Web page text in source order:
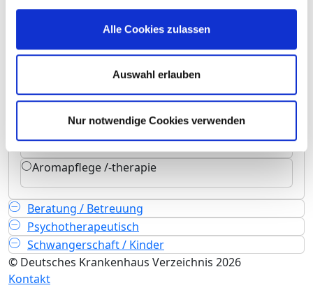
Alle Cookies zulassen
Auswahl erlauben
Nur notwendige Cookies verwenden
Stimm- und Sprachtherapie / Logopädie
Stomatherapie /-beratung
Wundmanagement
Aromapflege /-therapie
Beratung / Betreuung
Psychotherapeutisch
Schwangerschaft / Kinder
© Deutsches Krankenhaus Verzeichnis 2026
Kontakt